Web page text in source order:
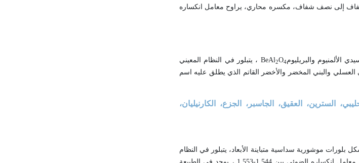
صلابته بين (6.5-7)، ووزنه النوعي بين3.25-3.55، مخدشه أبيض، شفاف إلى نصف شفاف، مكسره محاري، يراوح معامل انكساره
الألمنيوم والبريليوم BeAl2O4
، يتبلور في النظام المعيني
متعددة أهمها: البني والبني العسلي والبني المخضر والأخضر القاتم الذي يطلق عليه اسم
السترين، العقيق، الجاسبر، الجزع، الكارنيليان،
بلورات موشورية سداسية متباينة الأبعاد، يتبلور في النظام